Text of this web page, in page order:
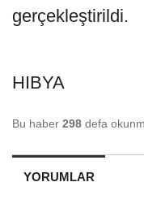
gerçekleştirildi.
HIBYA
Bu haber 298 defa
YORUMLAR